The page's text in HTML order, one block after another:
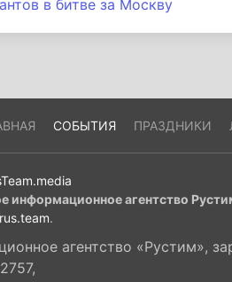
в битве за Москву
СОБЫТИЯ ПРАЗДНИКИ
информационное агентство
.
агентство «Рустим»,